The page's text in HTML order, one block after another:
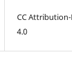
CC
4.0